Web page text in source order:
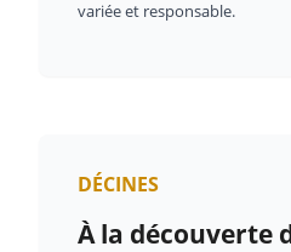
variée et responsable.
DÉCINES
À la découverte